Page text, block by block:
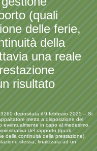
(quali
delle ferie,
della
una reale
risultato
depositata il 9 febbraio 2025 – Si
metta a disposizione del
eventualmente in capo al medesimo,
del rapporto (quali
della continuità della prestazione),
stessa, finalizzata ad un